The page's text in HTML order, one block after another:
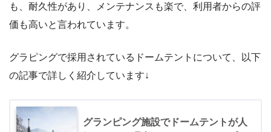
も、耐久性があり、メンテナンスも楽で、利用者からの評
価も高いと言われています。
グラピングで採用されているドームテントについて、以下
の記事で詳しく紹介しています↓
グランピング施設でドームテントが人